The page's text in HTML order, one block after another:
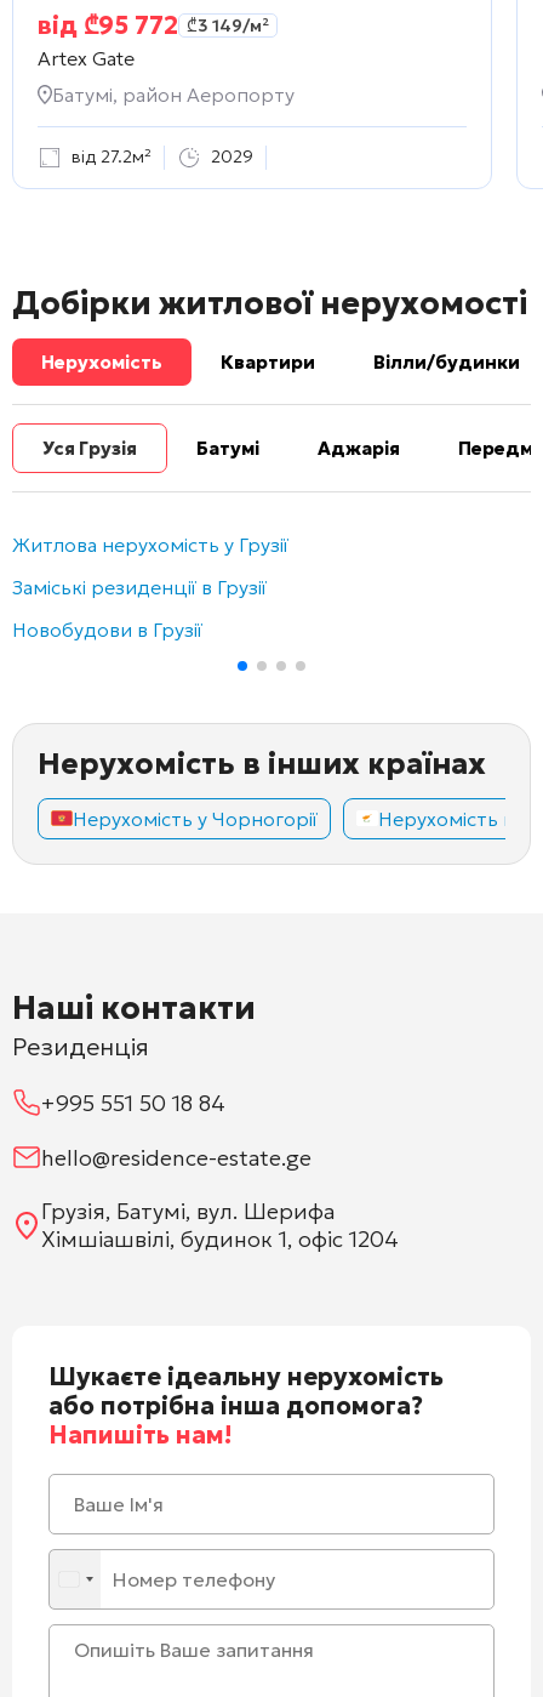
від ₾95 772 ₾3 149/м²
Artex Gate
Батумі, район Аеропорту
від 27.2м² 2029
Добірки житлової нерухомості
Нерухомість Квартири Вілли/будинки
Уся Грузія Батумі Аджарія
Житлова нерухомість у Грузії
Заміські резиденції в Грузії
Новобудови в Грузії
Нерухомість в інших країнах
Нерухомість у Чорногорії Нерухомість на
Наші контакти
Резиденція
+995 551 50 18 84
hello@residence-estate.ge
Грузія, Батумі, вул. Шерифа
Хімшіашвілі, будинок 1, офіс 1204
Шукаєте ідеальну нерухомість
або потрібна інша допомога?
Напишіть нам!